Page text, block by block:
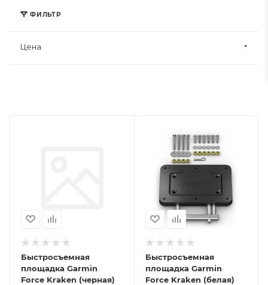
ФИЛЬТР
Цена
Быстросъемная
площадка Garmin
Force Kraken (черная)
Быстросъемная
площадка Garmin
Force Kraken (белая)